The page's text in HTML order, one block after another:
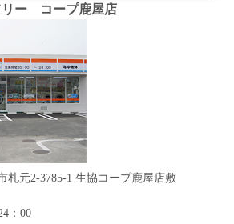
リー コープ鹿屋店
札元2-3785-1 生協コープ鹿屋店敷
：00